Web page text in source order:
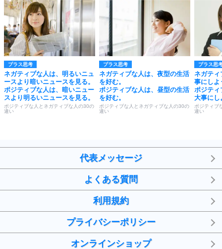
プラス思考
ネガティブな人は、明るいニュ
ースより暗いニュースを見る。
ポジティブな人は、暗いニュー
スより明るいニュースを見る。
ポジティブな人とネガティブな人の30の
違い
プラス思考
ネガティブな人は、夜型の生活
を好む。
ポジティブな人は、昼型の生活
を好む。
ポジティブな人とネガティブな人の30の
違い
プラス思
ネガティ
事にしよ
ポジテ
大事にし
ポジティブ
違い
代表メッセージ
よくある質問
利用規約
プライバシーポリシー
オンラインショップ